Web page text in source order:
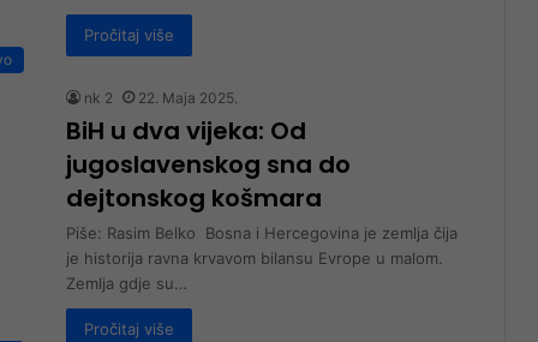
Pročitaj više
nk 2 22. Maja 2025.
BiH u dva vijeka: Od
jugoslavenskog sna do
dejtonskog košmara
Piše: Rasim Belko Bosna i Hercegovina je zemlja čija
je historija ravna krvavom bilansu Evrope u malom.
Zemlja gdje su…
Pročitaj više